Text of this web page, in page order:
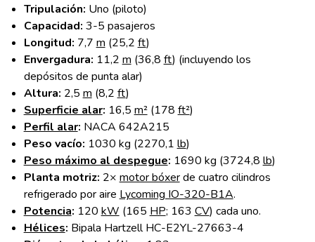
Tripulación: Uno (piloto)
Capacidad: 3-5 pasajeros
Longitud: 7,7 m (25,2 ft)
Envergadura: 11,2 m (36,8 ft) (incluyendo los
depósitos de punta alar)
Altura: 2,5 m (8,2 ft)
Superficie alar: 16,5 m²(178 ft²)
Perfil alar: NACA 642A215
Peso vacío: 1030 kg (2270,1 lb)
Peso máximo al despegue: 1690 kg (3724,8 lb)
Planta motriz: 2× motor bóxerde cuatro cilindros
refrigerado por aire Lycoming IO-320-B1A.
Potencia: 120 kW (165 HP; 163 CV) cada uno.
Hélices: Bipala Hartzell HC-E2YL-27663-4